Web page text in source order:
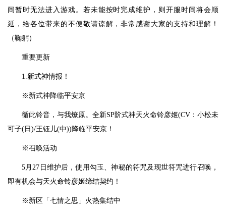
间暂时无法进入游戏。若未能按时完成维护，则开服时间将会顺
延，给各位带来的不便敬请谅解，非常感谢大家的支持和理解！
（鞠躬）
重要更新
1.新式神情报！
※新式神降临平安京
循此铃音，与我燎原。全新SP阶式神天火命铃彦姬(CV：小松未
可子(日)/王钰儿(中))降临平安京！
※召唤活动
5月27日维护后，使用勾玉、神秘的符咒及现世符咒进行召唤，
即有机会与天火命铃彦姬缔结契约！
※新区「七情之思」火热集结中